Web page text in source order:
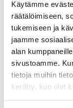
Käytämme
räätälöimiseen,
tukemiseen ja
jaamme
alan
sivustoamme.
tietoja muihin
kerätty, kun olet
Psykologi
Kuraattori
Opintojen